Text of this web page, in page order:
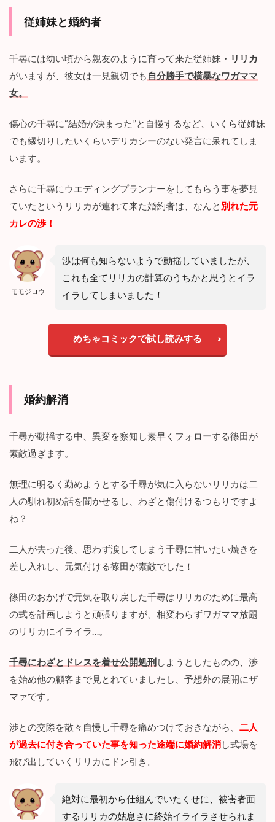
カ
が
す
る
冷
徹
上
と
場
で
～
こ
は
、
わ
ど
5
ま
め
従姉妹と婚約者
千尋には幼い頃から親友のように育って来た従姉妹・ リリカ
がいますが、彼女は一見親切でも 自分勝手で横暴なワガママ
女。
傷心の千尋に“結婚が決まった”と自慢するなど、いくら従姉妹
でも縁切りしたいくらいデリカシーのない発言に呆れてしま
います。
さらに千尋にウエディングプランナーをしてもらう事を夢見
ていたというリリカが連れて来た婚約者は、なんと 別れた元
カレの渉！
モモジロウ
渉は何も知らないようで動揺していましたが、
これも全てリリカの計算のうちかと思うとイラ
イラしてしまいました！
めちゃコミックで試し読みする
婚約解消
千尋が動揺する中、異変を察知し素早くフォローする篠田が
素敵過ぎます。
無理に明るく勤めようとする千尋が気に入らないリリカは二
人の馴れ初め話を聞かせるし、わざと傷付けるつもりですよ
ね？
二人が去った後、思わず涙してしまう千尋に甘いたい焼きを
差し入れし、元気付ける篠田が素敵でした！
篠田のおかげで元気を取り戻した千尋はリリカのために最高
の式を計画しようと頑張りますが、相変わらずワガママ放題
のリリカにイライラ…。
千尋にわざとドレスを着せ公開処刑しようとしたものの、渉
を始め他の顧客まで見とれていましたし、予想外の展開にザ
マァです。
渉との交際を散々自慢し千尋を痛めつけておきながら、 二人
が過去に付き合っていた事を知った途端に婚約解消し式場を
飛び出していくリリカにドン引き。
絶対に最初から仕組んでいたくせに、被害者面
するリリカの姑息さに終始イライラさせられま